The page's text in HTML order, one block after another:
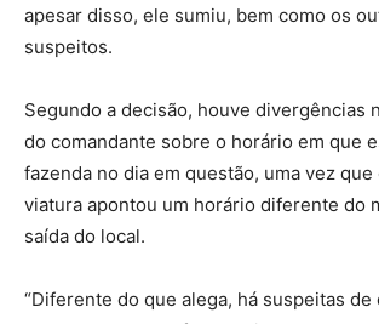
apesar disso, ele sumiu, bem como os
suspeitos.
Segundo a decisão, houve divergências
do comandante sobre o horário em que
fazenda no dia em questão, uma vez que
viatura apontou um horário diferente do
saída do local.
“Diferente do que alega, há suspeitas